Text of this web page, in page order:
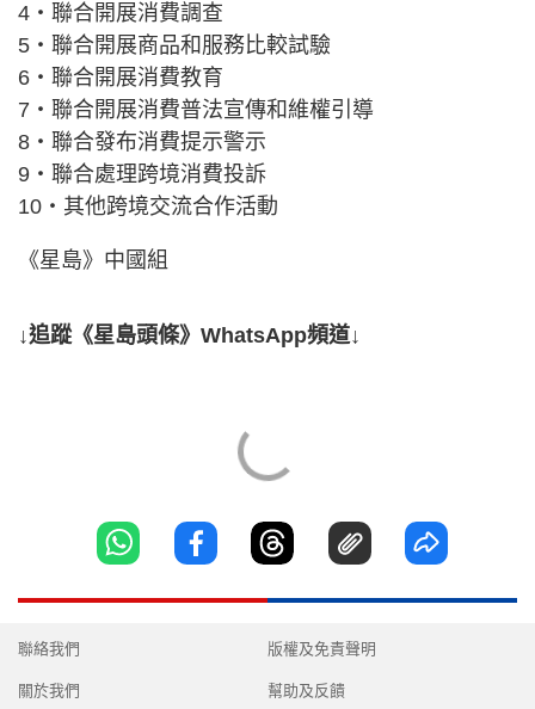
4‧聯合開展消費調查
5‧聯合開展商品和服務比較試驗
6‧聯合開展消費教育
7‧聯合開展消費普法宣傳和維權引導
8‧聯合發布消費提示警示
9‧聯合處理跨境消費投訴
10‧其他跨境交流合作活動
《星島》中國組
↓追蹤《星島頭條》WhatsApp頻道↓
聯絡我們
關於我們
版權及免責聲明
幫助及反饋